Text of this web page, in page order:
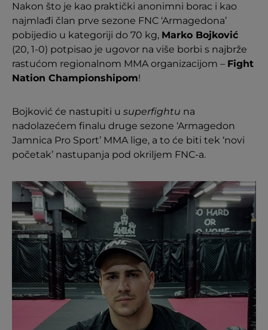
Nakon što je kao praktički anonimni borac i kao
najmlađi član prve sezone FNC ‘Armagedona’
pobijedio u kategoriji do 70 kg, Marko Bojković
(20, 1-0) potpisao je ugovor na više borbi s najbrže
rastućom regionalnom MMA organizacijom – Fight
Nation Championshipom!
Bojković će nastupiti u superfightu na
nadolazećem finalu druge sezone ‘Armagedon
Jamnica Pro Sport’ MMA lige, a to će biti tek ‘novi
početak’ nastupanja pod okriljem FNC-a.